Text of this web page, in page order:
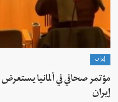
إيران
مؤتمر صحافي في ألمانيا
إيران